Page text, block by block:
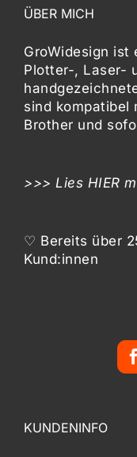
ÜBER MICH
GroWidesign ist
Plotter-, Laser-
sind kompatibel
Brother und
>>> Lies HIER
♡ Bereits über
Kund:innen
KUNDENINFO